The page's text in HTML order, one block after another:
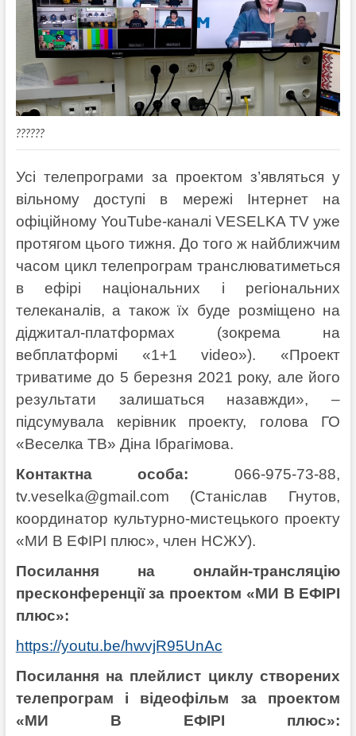
??????
Усі телепрограми за проектом з’являться у
вільному доступі в мережі Інтернет на
офіційному YouTube-каналі VESELKA TV уже
протягом цього тижня. До того ж найближчим
часом цикл телепрограм транслюватиметься
в ефірі національних і регіональних
телеканалів, а також їх буде розміщено на
діджитал-платформах (зокрема на
вебплатформі «1+1 video»). «Проект
триватиме до 5 березня 2021 року, але його
результати залишаться назавжди», –
підсумувала керівник проекту, голова ГО
«Веселка ТВ» Діна Ібрагімова.
Контактна особа: 066-975-73-88,
tv.veselka@gmail.com (Станіслав Гнутов,
координатор культурно-мистецького проекту
«МИ В ЕФІРІ плюс», член НСЖУ).
Посилання на онлайн-трансляцію
пресконференції за проектом «МИ В ЕФІРІ
плюс»:
https://youtu.be/hwvjR95UnAc
Посилання на плейлист циклу створених
телепрограм і відеофільм за проектом
«МИ В ЕФІРІ плюс»: